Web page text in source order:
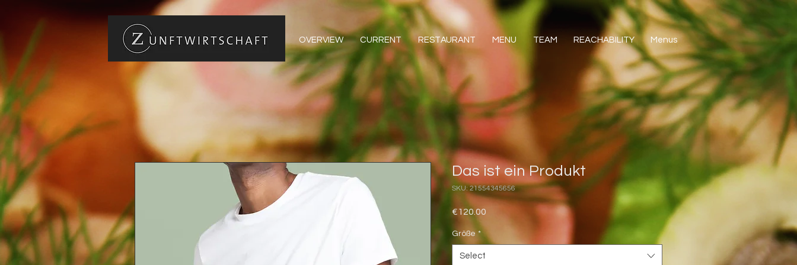
OVERVIEW CURRENT RESTAURANT MENU TEAM REACHABILITY Menus
Das ist ein Produkt
SKU: 21554345656
€120.00
Größe *
Select